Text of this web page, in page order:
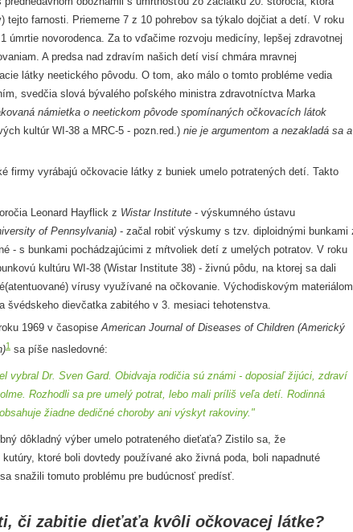
tejto farnosti. Priemerne 7 z 10 pohrebov sa týkalo dojčiat a detí. V roku
úmrtie novorodenca. Za to vďačime rozvoju medicíny, lepšej zdravotnej
A predsa nad zdravím našich detí visí chmára mravnej
látky neetického pôvodu. O tom, ako málo o tomto probléme vedia
svedčia slová bývalého poľského ministra zdravotníctva Marka
námietka o neetickom pôvode spomínaných očkovacích látok
kultúr WI-38 a MRC-5 - pozn.red.) nie je argumentom a nezakladá sa a
vyrábajú očkovacie látky z buniek umelo potratených detí. Takto
Leonard Hayflick z Wistar Institute - výskumného ústavu
of Pennsylvania) - začal robiť výskumy s tzv. diploidnými bunkami
- s bunkami pochádzajúcimi z mŕtvoliek detí z umelých potratov. V roku
kultúru WI-38 (Wistar Institute 38) - živnú pôdu, na ktorej sa dali
vírusy využívané na očkovanie. Východiskovým materiálom
švédskeho dievčatka zabitého v 3. mesiaci tehotenstva.
1969 v časopiseAmerican Journal of Diseases of Children (Americký
1 sa píše nasledovné:
vybral Dr. Sven Gard. Obidvaja rodičia sú známi - doposiaľ žijúci, zdraví
Rozhodli sa pre umelý potrat, lebo mali príliš veľa detí. Rodinná
žiadne dedičné choroby ani výskyt rakoviny."
dôkladný výber umelo potrateného dieťaťa? Zistilo sa, že
ktoré boli dovtedy používané ako živná poda, boli napadnuté
snažili tomuto problému pre budúcnosť predísť.
či zabitie dieťaťa kvôli očkovacej látke?